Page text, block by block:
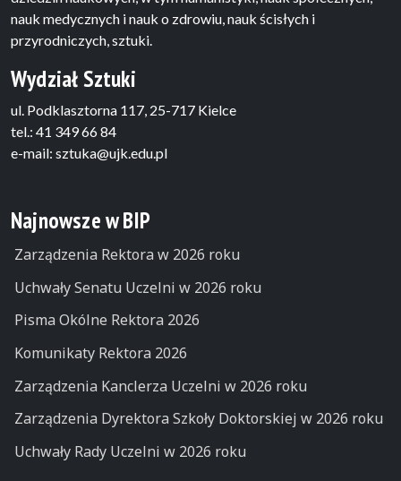
nauk medycznych i nauk o zdrowiu, nauk ścisłych i
przyrodniczych, sztuki.
Wydział Sztuki
ul. Podklasztorna 117, 25-717 Kielce
tel.: 41 349 66 84
e-mail: sztuka@ujk.edu.pl
Najnowsze w BIP
Zarządzenia Rektora w 2026 roku
Uchwały Senatu Uczelni w 2026 roku
Pisma Okólne Rektora 2026
Komunikaty Rektora 2026
Zarządzenia Kanclerza Uczelni w 2026 roku
Zarządzenia Dyrektora Szkoły Doktorskiej w 2026 roku
Uchwały Rady Uczelni w 2026 roku